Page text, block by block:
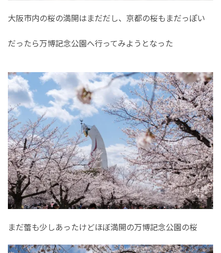
大阪市内の桜の満開はまだだし、京都の桜もまだっぽい
だったら万博記念公園へ行ってみようとなった
まだ蕾も少しあったけどほぼ満開の万博記念公園の桜